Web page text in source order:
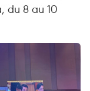
du 8 au 10